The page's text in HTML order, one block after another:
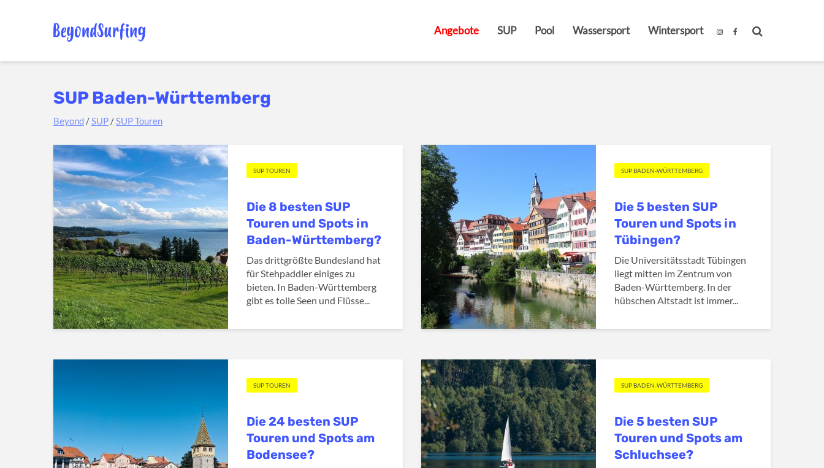
Angebote SUP Pool Wassersport Wintersport
SUP Baden-Württemberg
Beyond /SUP /SUP Touren
SUP TOUREN
Die 8 besten SUP
Touren und Spots in
Baden-Württemberg?
Das drittgrößte Bundesland hat
für Stehpaddler einiges zu
bieten. In Baden-Württemberg
gibt es tolle Seen und Flüsse...
SUP BADEN-WÜRTTEMBERG
Die 5 besten SUP
Touren und Spots in
Tübingen?
Die Universitätsstadt Tübingen
liegt mitten im Zentrum von
Baden-Württemberg. In der
hübschen Altstadt ist immer...
SUP TOUREN
Die 24 besten SUP
Touren und Spots am
Bodensee?
SUP BADEN-WÜRTTEMBERG
Die 5 besten SUP
Touren und Spots am
Schluchsee?